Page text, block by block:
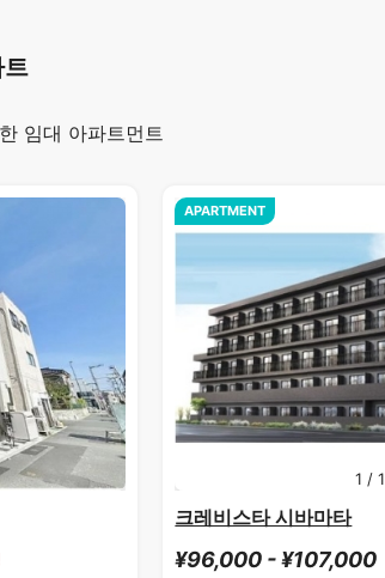
임대 아파트먼트
1 / 1
APARTMENT
크레비스타 시바마타
¥96,000 - ¥107,000